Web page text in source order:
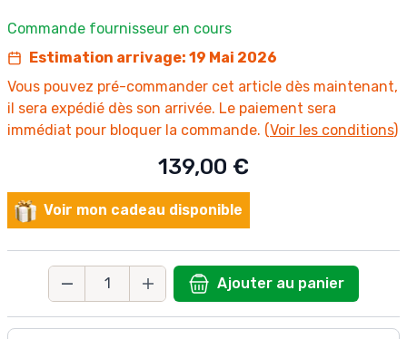
Commande fournisseur en cours
Estimation arrivage: 19 Mai 2026
Vous pouvez pré-commander cet article dès maintenant,
il sera expédié dès son arrivée. Le paiement sera
immédiat pour bloquer la commande. (Voir les conditions)
139,00 €
Voir mon cadeau disponible
Quantité
Ajouter au panier